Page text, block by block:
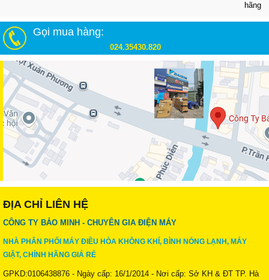
hãng
Gọi mua hàng:
024.35430.820
ĐỊA CHỈ LIÊN HỆ
CÔNG TY BẢO MINH - CHUYÊN GIA ĐIỆN MÁY
NHÀ PHÂN PHỐI MÁY ĐIỀU HÒA KHÔNG KHÍ, BÌNH NÓNG LẠNH, MÁY
GIẶT, CHÍNH HÃNG GIÁ RẺ
GPKD:0106438876 - Ngày cấp: 16/1/2014 - Nơi cấp: Sở KH & ĐT TP. Hà